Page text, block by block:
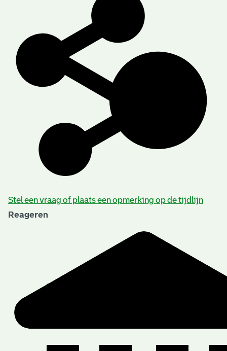
Stel een vraag of plaats een opmerking op de tijdlijn
Reageren